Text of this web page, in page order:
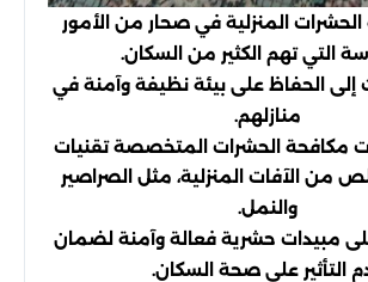
الحشرات المنزلية في صحار من الأمور
التي تهم الكثير من السكان.
إلى الحفاظ على بيئة نظيفة وآمنة في
منازلهم.
مكافحة الحشرات المتخصصة تقنيات
من الآفات المنزلية، مثل الصراصير
والنمل.
مبيدات حشرية فعالة وآمنة لضمان
التأثير على صحة السكان.